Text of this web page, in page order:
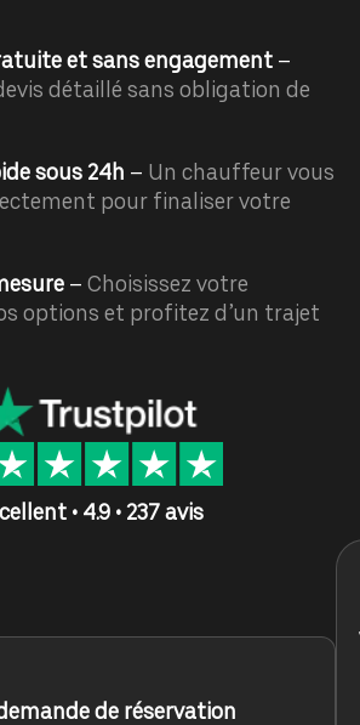
et sans engagement –
détaillé sans obligation de
sous 24h – Un chauffeur vous
pour finaliser votre
– Choisissez votre
options et profitez d’un trajet
• 4.9 • 237 avis
de réservation